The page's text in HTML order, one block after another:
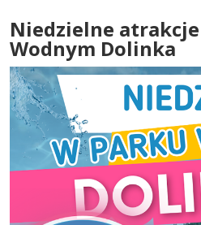
Niedzielne
Wodnym Dolinka